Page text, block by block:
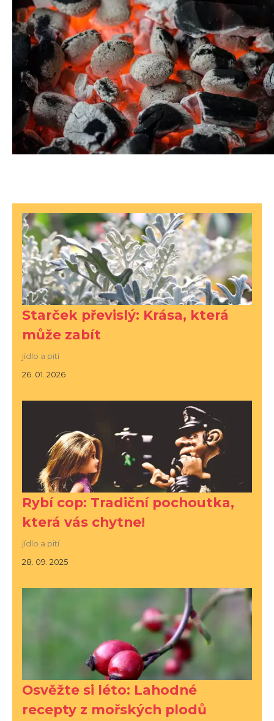
Starček převislý: Krása, která
může zabít
jídlo a pití
26. 01. 2026
Rybí cop: Tradiční pochoutka,
která vás chytne!
jídlo a pití
28. 09. 2025
Osvěžte si léto: Lahodné
recepty z mořských plodů